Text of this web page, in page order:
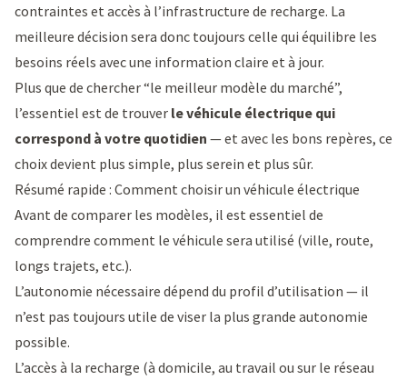
contraintes et accès à l’infrastructure de recharge. La
meilleure décision sera donc toujours celle qui équilibre les
besoins réels avec une information claire et à jour.
Plus que de chercher “le meilleur modèle du marché”,
l’essentiel est de trouver le véhicule électrique qui
correspond à votre quotidien — et avec les bons repères, ce
choix devient plus simple, plus serein et plus sûr.
Résumé rapide : Comment choisir un véhicule électrique
Avant de comparer les modèles, il est essentiel de
comprendre comment le véhicule sera utilisé (ville, route,
longs trajets, etc.).
L’autonomie nécessaire dépend du profil d’utilisation — il
n’est pas toujours utile de viser la plus grande autonomie
possible.
L’accès à la recharge (à domicile, au travail ou sur le réseau